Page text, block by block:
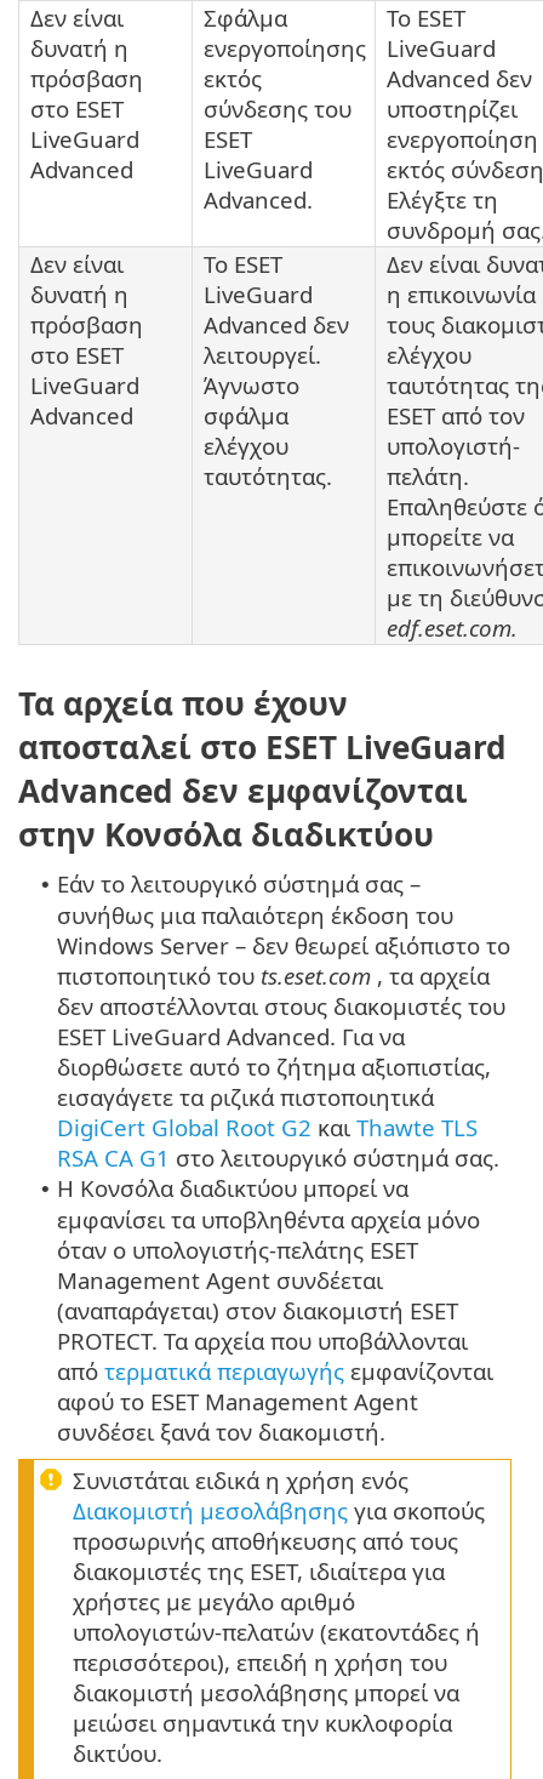
Δεν είναι
δυνατή η
πρόσβαση
στο ESET
LiveGuard
Advanced
Σφάλμα
ενεργοποίησης
εκτός
σύνδεσης του
ESET
LiveGuard
Advanced.
Το ESET
LiveGuard
Advanced δεν
υποστηρίζει
ενεργοποίηση
εκτός
Ελέγξτε τη
συνδρομή
Δεν είναι
δυνατή η
πρόσβαση
στο ESET
LiveGuard
Advanced
Το ESET
LiveGuard
Advanced δεν
λειτουργεί.
Άγνωστο
σφάλμα
ελέγχου
ταυτότητας.
Δεν είναι
η επικοινωνία
τους
ελέγχου
ταυτότητας
ESET από τον
υπολογιστή-
πελάτη.
Επαληθεύστε
μπορείτε να
με τη
edf.eset.com.
Τα αρχεία που έχουν
αποσταλεί στο ESET LiveGuard
Advanced δεν εμφανίζονται
στην Κονσόλα διαδικτύου
• Εάν το λειτουργικό σύστημά σας –
συνήθως μια παλαιότερη έκδοση του
Windows Server – δεν θεωρεί αξιόπιστο το
πιστοποιητικό του ts.eset.com , τα αρχεία
δεν αποστέλλονται στους διακομιστές του
ESET LiveGuard Advanced. Για να
διορθώσετε αυτό το ζήτημα αξιοπιστίας,
εισαγάγετε τα ριζικά πιστοποιητικά
DigiCert Global Root G2 και Thawte TLS
RSA CA G1 στο λειτουργικό σύστημά σας.
• Η Κονσόλα διαδικτύου μπορεί να
εμφανίσει τα υποβληθέντα αρχεία μόνο
όταν ο υπολογιστής-πελάτης ESET
Management Agent συνδέεται
(αναπαράγεται) στον διακομιστή ESET
PROTECT. Τα αρχεία που υποβάλλονται
από τερματικά περιαγωγής εμφανίζονται
αφού το ESET Management Agent
συνδέσει ξανά τον διακομιστή.
Συνιστάται ειδικά η χρήση ενός
Διακομιστή μεσολάβησης για σκοπούς
προσωρινής αποθήκευσης από τους
διακομιστές της ESET, ιδιαίτερα για
χρήστες με μεγάλο αριθμό
υπολογιστών-πελατών (εκατοντάδες ή
περισσότεροι), επειδή η χρήση του
διακομιστή μεσολάβησης μπορεί να
μειώσει σημαντικά την κυκλοφορία
δικτύου.